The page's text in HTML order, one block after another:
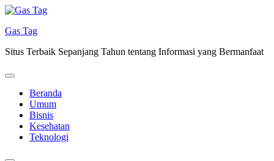
Skip
content
Gas Tag
Situs Terbaik Sepanjang Tahun tentang Informasi yang Bermanfaat
Beranda
Umum
Bisnis
Kesehatan
Teknologi